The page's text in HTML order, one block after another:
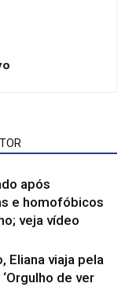
após
e homofóbicos
veja vídeo
Eliana viaja pela
de ver